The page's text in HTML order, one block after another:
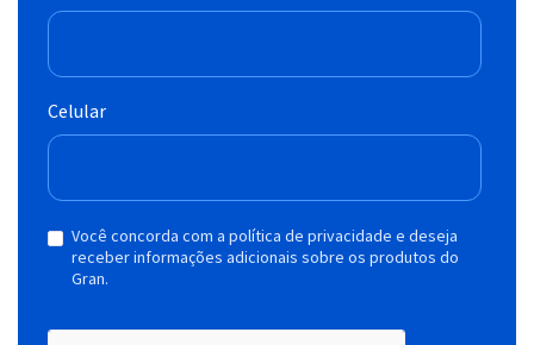
Celular
Você concorda com a política de privacidade e deseja
receber informações adicionais sobre os produtos do
Gran.